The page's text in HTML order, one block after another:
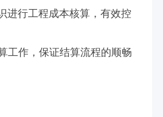
进行工程成本核算，有效控
工作，保证结算流程的顺畅